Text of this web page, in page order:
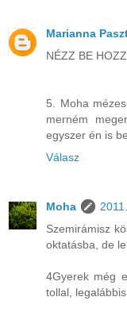
Marianna
NÉZZ BE
5. Moha
merném
egyszer én is
Válasz
Moha
Szemirámisz
oktatásba, de
4Gyerek még
tollal,